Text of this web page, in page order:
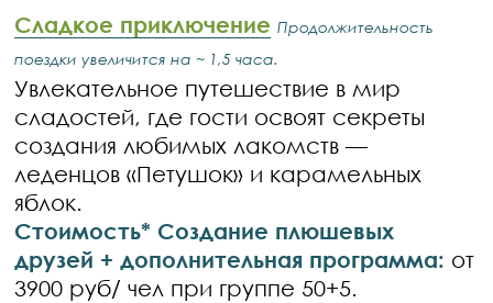
Сладкое приключение Продолжительность
поездки увеличится на ~ 1,5 часа.
Увлекательное путешествие в мир
сладостей, где гости освоят секреты
создания любимых лакомств —
леденцов «Петушок» и карамельных
яблок.
Стоимость* Создание плюшевых
друзей + дополнительная программа: от
3900 руб/ чел при группе 50+5.